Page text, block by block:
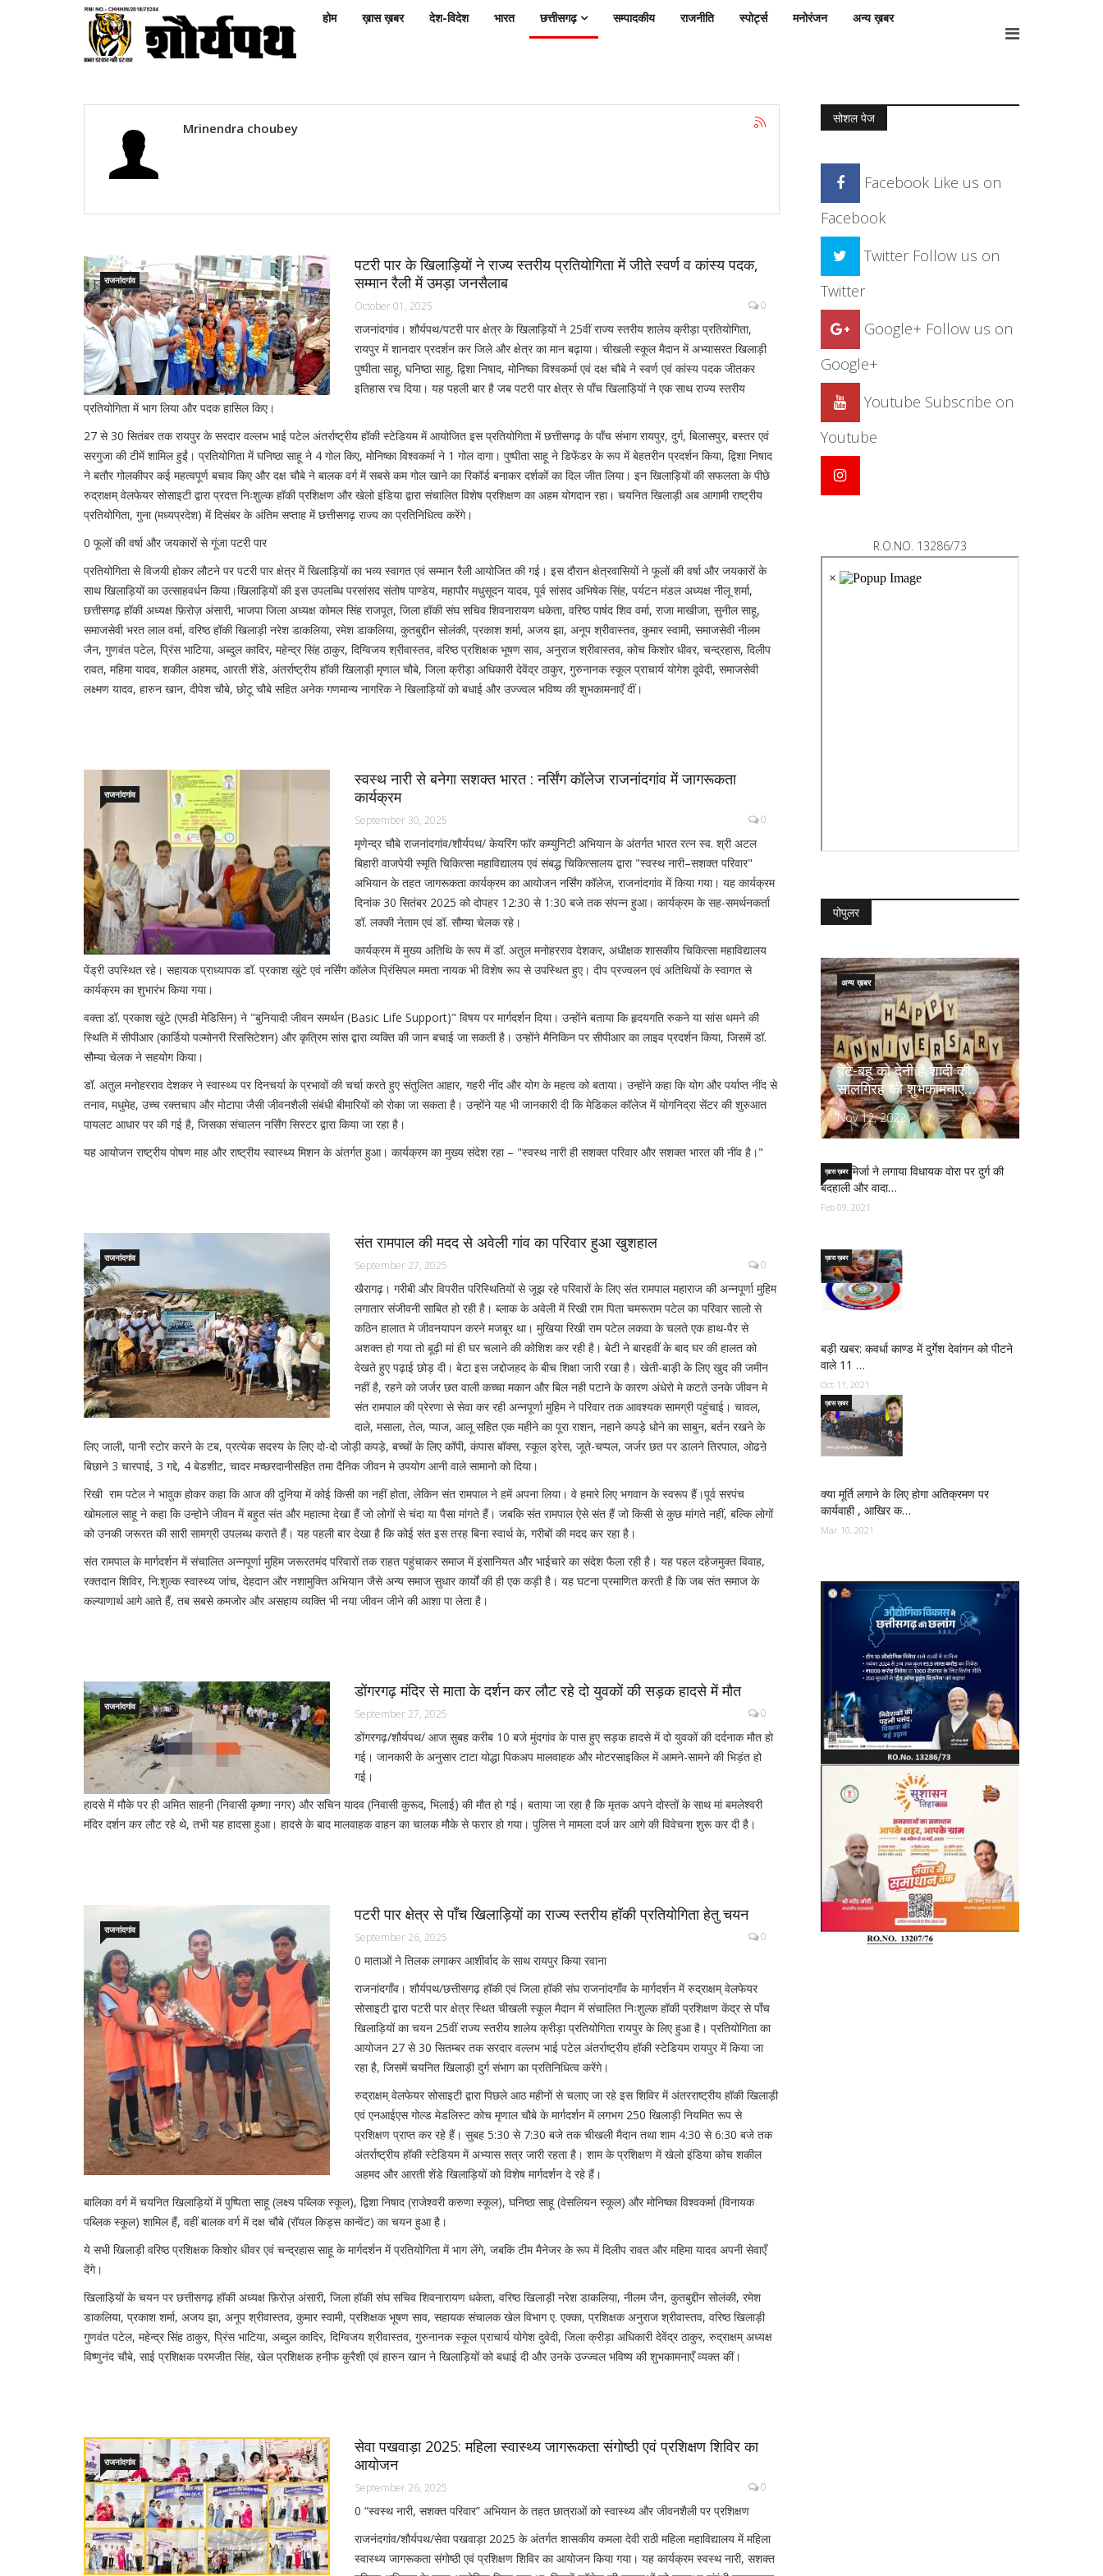
होम ख़ास ख़बर देश-विदेश भारत छत्तीसगढ़ सम्पादकीय राजनीति स्पोर्ट्स मनोरंजन अन्य ख़बर
Mrinendra choubey
राजनांदगांव
पटरी पार के खिलाड़ियों ने राज्य स्तरीय प्रतियोगिता में जीते स्वर्ण व कांस्य पदक,
सम्मान रैली में उमड़ा जनसैलाब
October 01, 2025 0
राजनांदगांव। शौर्यपथ/पटरी पार क्षेत्र के खिलाड़ियों ने 25वीं राज्य स्तरीय शालेय क्रीड़ा प्रतियोगिता,
रायपुर में शानदार प्रदर्शन कर जिले और क्षेत्र का मान बढ़ाया। चीखली स्कूल मैदान में अभ्यासरत खिलाड़ी
पुष्पीता साहू, घनिष्ठा साहू, द्विशा निषाद, मोनिष्का विश्वकर्मा एवं दक्ष चौबे ने स्वर्ण एवं कांस्य पदक जीतकर
इतिहास रच दिया। यह पहली बार है जब पटरी पार क्षेत्र से पाँच खिलाड़ियों ने एक साथ राज्य स्तरीय
प्रतियोगिता में भाग लिया और पदक हासिल किए।
27 से 30 सितंबर तक रायपुर के सरदार वल्लभ भाई पटेल अंतर्राष्ट्रीय हॉकी स्टेडियम में आयोजित इस प्रतियोगिता में छत्तीसगढ़ के पाँच संभाग रायपुर, दुर्ग, बिलासपुर, बस्तर एवं
सरगुजा की टीमें शामिल हुईं। प्रतियोगिता में घनिष्ठा साहू ने 4 गोल किए, मोनिष्का विश्वकर्मा ने 1 गोल दागा। पुष्पीता साहू ने डिफेंडर के रूप में बेहतरीन प्रदर्शन किया, द्विशा निषाद
ने बतौर गोलकीपर कई महत्वपूर्ण बचाव किए और दक्ष चौबे ने बालक वर्ग में सबसे कम गोल खाने का रिकॉर्ड बनाकर दर्शकों का दिल जीत लिया। इन खिलाड़ियों की सफलता के पीछे
रुद्राक्षम् वेलफेयर सोसाइटी द्वारा प्रदत्त निःशुल्क हॉकी प्रशिक्षण और खेलो इंडिया द्वारा संचालित विशेष प्रशिक्षण का अहम योगदान रहा। चयनित खिलाड़ी अब आगामी राष्ट्रीय
प्रतियोगिता, गुना (मध्यप्रदेश) में दिसंबर के अंतिम सप्ताह में छत्तीसगढ़ राज्य का प्रतिनिधित्व करेंगे।
0 फूलों की वर्षा और जयकारों से गूंजा पटरी पार
प्रतियोगिता से विजयी होकर लौटने पर पटरी पार क्षेत्र में खिलाड़ियों का भव्य स्वागत एवं सम्मान रैली आयोजित की गई। इस दौरान क्षेत्रवासियों ने फूलों की वर्षा और जयकारों के
साथ खिलाड़ियों का उत्साहवर्धन किया।खिलाड़ियों की इस उपलब्धि परसांसद संतोष पाण्डेय, महापौर मधुसूदन यादव, पूर्व सांसद अभिषेक सिंह, पर्यटन मंडल अध्यक्ष नीलू शर्मा,
छत्तीसगढ़ हॉकी अध्यक्ष फ़िरोज़ अंसारी, भाजपा जिला अध्यक्ष कोमल सिंह राजपूत, जिला हॉकी संघ सचिव शिवनारायण धकेता, वरिष्ठ पार्षद शिव वर्मा, राजा माखीजा, सुनील साहू,
समाजसेवी भरत लाल वर्मा, वरिष्ठ हॉकी खिलाड़ी नरेश डाकलिया, रमेश डाकलिया, कुतबुद्दीन सोलंकी, प्रकाश शर्मा, अजय झा, अनूप श्रीवास्तव, कुमार स्वामी, समाजसेवी नीलम
जैन, गुणवंत पटेल, प्रिंस भाटिया, अब्दुल कादिर, महेन्द्र सिंह ठाकुर, दिग्विजय श्रीवास्तव, वरिष्ठ प्रशिक्षक भूषण साव, अनुराज श्रीवास्तव, कोच किशोर धीवर, चन्द्रहास, दिलीप
रावत, महिमा यादव, शकील अहमद, आरती शेंडे, अंतर्राष्ट्रीय हॉकी खिलाड़ी मृणाल चौबे, जिला क्रीड़ा अधिकारी देवेंद्र ठाकुर, गुरुनानक स्कूल प्राचार्य योगेश दूवेदी, समाजसेवी
लक्ष्मण यादव, हारुन खान, दीपेश चौबे, छोटू चौबे सहित अनेक गणमान्य नागरिक ने खिलाड़ियों को बधाई और उज्ज्वल भविष्य की शुभकामनाएँ दीं।
राजनांदगांव
स्वस्थ नारी से बनेगा सशक्त भारत : नर्सिंग कॉलेज राजनांदगांव में जागरूकता
कार्यक्रम
September 30, 2025 0
मृणेन्द्र चौबे राजनांदगांव/शौर्यपथ/ केयरिंग फॉर कम्युनिटी अभियान के अंतर्गत भारत रत्न स्व. श्री अटल
बिहारी वाजपेयी स्मृति चिकित्सा महाविद्यालय एवं संबद्ध चिकित्सालय द्वारा "स्वस्थ नारी–सशक्त परिवार"
अभियान के तहत जागरूकता कार्यक्रम का आयोजन नर्सिंग कॉलेज, राजनांदगांव में किया गया। यह कार्यक्रम
दिनांक 30 सितंबर 2025 को दोपहर 12:30 से 1:30 बजे तक संपन्न हुआ। कार्यक्रम के सह-समर्थनकर्ता
डॉ. लक्की नेताम एवं डॉ. सौम्या चेलक रहे।
कार्यक्रम में मुख्य अतिथि के रूप में डॉ. अतुल मनोहरराव देशकर, अधीक्षक शासकीय चिकित्सा महाविद्यालय
पेंड्री उपस्थित रहे। सहायक प्राध्यापक डॉ. प्रकाश खुंटे एवं नर्सिंग कॉलेज प्रिंसिपल ममता नायक भी विशेष रूप से उपस्थित हुए। दीप प्रज्वलन एवं अतिथियों के स्वागत से
कार्यक्रम का शुभारंभ किया गया।
वक्ता डॉ. प्रकाश खुंटे (एमडी मेडिसिन) ने "बुनियादी जीवन समर्थन (Basic Life Support)" विषय पर मार्गदर्शन दिया। उन्होंने बताया कि हृदयगति रुकने या सांस थमने की
स्थिति में सीपीआर (कार्डियो पल्मोनरी रिससिटेशन) और कृत्रिम सांस द्वारा व्यक्ति की जान बचाई जा सकती है। उन्होंने मैनिकिन पर सीपीआर का लाइव प्रदर्शन किया, जिसमें डॉ.
सौम्या चेलक ने सहयोग किया।
डॉ. अतुल मनोहरराव देशकर ने स्वास्थ्य पर दिनचर्या के प्रभावों की चर्चा करते हुए संतुलित आहार, गहरी नींद और योग के महत्व को बताया। उन्होंने कहा कि योग और पर्याप्त नींद से
तनाव, मधुमेह, उच्च रक्तचाप और मोटापा जैसी जीवनशैली संबंधी बीमारियों को रोका जा सकता है। उन्होंने यह भी जानकारी दी कि मेडिकल कॉलेज में योगनिद्रा सेंटर की शुरुआत
पायलट आधार पर की गई है, जिसका संचालन नर्सिंग सिस्टर द्वारा किया जा रहा है।
यह आयोजन राष्ट्रीय पोषण माह और राष्ट्रीय स्वास्थ्य मिशन के अंतर्गत हुआ। कार्यक्रम का मुख्य संदेश रहा – "स्वस्थ नारी ही सशक्त परिवार और सशक्त भारत की नींव है।"
राजनांदगांव
संत रामपाल की मदद से अवेली गांव का परिवार हुआ खुशहाल
September 27, 2025 0
खैरागढ़। गरीबी और विपरीत परिस्थितियों से जूझ रहे परिवारों के लिए संत रामपाल महाराज की अन्नपूर्णा मुहिम
लगातार संजीवनी साबित हो रही है। ब्लाक के अवेली में रिखी राम पिता चमरूराम पटेल का परिवार सालो से
कठिन हालात मे जीवनयापन करने मजबूर था। मुखिया रिखी राम पटेल लकवा के चलते एक हाथ-पैर से
अशक्त हो गया तो बूढ़ी मां ही घर चलाने की कोशिश कर रही है। बेटी ने बारहवीं के बाद घर की हालत को
देखते हुए पढ़ाई छोड़ दी। बेटा इस जद्दोजहद के बीच शिक्षा जारी रखा है। खेती-बाड़ी के लिए खुद की जमीन
नहीं है, रहने को जर्जर छत वाली कच्चा मकान और बिल नही पटाने के कारण अंधेरो मे कटते उनके जीवन मे
संत रामपाल की प्रेरणा से सेवा कर रही अन्नपूर्णा मुहिम ने परिवार तक आवश्यक सामग्री पहुंचाई। चावल,
दाले, मसाला, तेल, प्याज, आलू सहित एक महीने का पूरा राशन, नहाने कपड़े धोने का साबुन, बर्तन रखने के
लिए जाली, पानी स्टोर करने के टब, प्रत्येक सदस्य के लिए दो-दो जोड़ी कपड़े, बच्चों के लिए कॉपी, कंपास बॉक्स, स्कूल ड्रेस, जूते-चप्पल, जर्जर छत पर डालने तिरपाल, ओढऩे
बिछाने 3 चारपाई, 3 गद्दे, 4 बेडशीट, चादर मच्छरदानीसहित तमा दैनिक जीवन मे उपयोग आनी वाले सामानो को दिया।
रिखी राम पटेल ने भावुक होकर कहा कि आज की दुनिया में कोई किसी का नहीं होता, लेकिन संत रामपाल ने हमें अपना लिया। वे हमारे लिए भगवान के स्वरूप हैं।पूर्व सरपंच
खोमलाल साहू ने कहा कि उन्होने जीवन में बहुत संत और महात्मा देखा हैं जो लोगों से चंदा या पैसा मांगते हैं। जबकि संत रामपाल ऐसे संत हैं जो किसी से कुछ मांगते नहीं, बल्कि लोगों
को उनकी जरूरत की सारी सामग्री उपलब्ध कराते हैं। यह पहली बार देखा है कि कोई संत इस तरह बिना स्वार्थ के, गरीबों की मदद कर रहा है।
संत रामपाल के मार्गदर्शन में संचालित अन्नपूर्णा मुहिम जरूरतमंद परिवारों तक राहत पहुंचाकर समाज में इंसानियत और भाईचारे का संदेश फैला रही है। यह पहल दहेजमुक्त विवाह,
रक्तदान शिविर, नि:शुल्क स्वास्थ्य जांच, देहदान और नशामुक्ति अभियान जैसे अन्य समाज सुधार कार्यों की ही एक कड़ी है। यह घटना प्रमाणित करती है कि जब संत समाज के
कल्याणार्थ आगे आते हैं, तब सबसे कमजोर और असहाय व्यक्ति भी नया जीवन जीने की आशा पा लेता है।
राजनांदगांव
डोंगरगढ़ मंदिर से माता के दर्शन कर लौट रहे दो युवकों की सड़क हादसे में मौत
September 27, 2025 0
डोंगरगढ़/शौर्यपथ/ आज सुबह करीब 10 बजे मुंदगांव के पास हुए सड़क हादसे में दो युवकों की दर्दनाक मौत हो
गई। जानकारी के अनुसार टाटा योद्धा पिकअप मालवाहक और मोटरसाइकिल में आमने-सामने की भिड़ंत हो
गई।
हादसे में मौके पर ही अमित साहनी (निवासी कृष्णा नगर) और सचिन यादव (निवासी कुरूद, भिलाई) की मौत हो गई। बताया जा रहा है कि मृतक अपने दोस्तों के साथ मां बमलेश्वरी
मंदिर दर्शन कर लौट रहे थे, तभी यह हादसा हुआ। हादसे के बाद मालवाहक वाहन का चालक मौके से फरार हो गया। पुलिस ने मामला दर्ज कर आगे की विवेचना शुरू कर दी है।
राजनांदगांव
पटरी पार क्षेत्र से पाँच खिलाड़ियों का राज्य स्तरीय हॉकी प्रतियोगिता हेतु चयन
September 26, 2025 0
0 माताओं ने तिलक लगाकर आशीर्वाद के साथ रायपुर किया रवाना
राजनांदगाँव। शौर्यपथ/छत्तीसगढ़ हॉकी एवं जिला हॉकी संघ राजनांदगाँव के मार्गदर्शन में रुद्राक्षम् वेलफेयर
सोसाइटी द्वारा पटरी पार क्षेत्र स्थित चीखली स्कूल मैदान में संचालित निःशुल्क हॉकी प्रशिक्षण केंद्र से पाँच
खिलाड़ियों का चयन 25वीं राज्य स्तरीय शालेय क्रीड़ा प्रतियोगिता रायपुर के लिए हुआ है। प्रतियोगिता का
आयोजन 27 से 30 सितम्बर तक सरदार वल्लभ भाई पटेल अंतर्राष्ट्रीय हॉकी स्टेडियम रायपुर में किया जा
रहा है, जिसमें चयनित खिलाड़ी दुर्ग संभाग का प्रतिनिधित्व करेंगे।
रुद्राक्षम् वेलफेयर सोसाइटी द्वारा पिछले आठ महीनों से चलाए जा रहे इस शिविर में अंतरराष्ट्रीय हॉकी खिलाड़ी
एवं एनआईएस गोल्ड मेडलिस्ट कोच मृणाल चौबे के मार्गदर्शन में लगभग 250 खिलाड़ी नियमित रूप से
प्रशिक्षण प्राप्त कर रहे हैं। सुबह 5:30 से 7:30 बजे तक चीखली मैदान तथा शाम 4:30 से 6:30 बजे तक
अंतर्राष्ट्रीय हॉकी स्टेडियम में अभ्यास सत्र जारी रहता है। शाम के प्रशिक्षण में खेलो इंडिया कोच शकील
अहमद और आरती शेंडे खिलाड़ियों को विशेष मार्गदर्शन दे रहे हैं।
बालिका वर्ग में चयनित खिलाड़ियों में पुष्पिता साहू (लक्ष्य पब्लिक स्कूल), द्विशा निषाद (राजेश्वरी करुणा स्कूल), घनिष्ठा साहू (वेसलियन स्कूल) और मोनिष्का विश्वकर्मा (विनायक
पब्लिक स्कूल) शामिल हैं, वहीं बालक वर्ग में दक्ष चौबे (रॉयल किड्स कान्वेंट) का चयन हुआ है।
ये सभी खिलाड़ी वरिष्ठ प्रशिक्षक किशोर धीवर एवं चन्द्रहास साहू के मार्गदर्शन में प्रतियोगिता में भाग लेंगे, जबकि टीम मैनेजर के रूप में दिलीप रावत और महिमा यादव अपनी सेवाएँ
देंगे।
खिलाड़ियों के चयन पर छत्तीसगढ़ हॉकी अध्यक्ष फ़िरोज़ अंसारी, जिला हॉकी संघ सचिव शिवनारायण धकेता, वरिष्ठ खिलाड़ी नरेश डाकलिया, नीलम जैन, कुतबुद्दीन सोलंकी, रमेश
डाकलिया, प्रकाश शर्मा, अजय झा, अनूप श्रीवास्तव, कुमार स्वामी, प्रशिक्षक भूषण साव, सहायक संचालक खेल विभाग ए. एक्का, प्रशिक्षक अनुराज श्रीवास्तव, वरिष्ठ खिलाड़ी
गुणवंत पटेल, महेन्द्र सिंह ठाकुर, प्रिंस भाटिया, अब्दुल कादिर, दिग्विजय श्रीवास्तव, गुरुनानक स्कूल प्राचार्य योगेश दुवेदी, जिला क्रीड़ा अधिकारी देवेंद्र ठाकुर, रुद्राक्षम् अध्यक्ष
विष्णुनंद चौबे, साई प्रशिक्षक परमजीत सिंह, खेल प्रशिक्षक हनीफ कुरैशी एवं हारुन खान ने खिलाड़ियों को बधाई दी और उनके उज्ज्वल भविष्य की शुभकामनाएँ व्यक्त कीं।
राजनांदगांव
सेवा पखवाड़ा 2025: महिला स्वास्थ्य जागरूकता संगोष्ठी एवं प्रशिक्षण शिविर का
आयोजन
September 26, 2025 0
0 “स्वस्थ नारी, सशक्त परिवार” अभियान के तहत छात्राओं को स्वास्थ्य और जीवनशैली पर प्रशिक्षण
राजनंदगांव/शौर्यपथ/सेवा पखवाड़ा 2025 के अंतर्गत शासकीय कमला देवी राठी महिला महाविद्यालय में महिला
स्वास्थ्य जागरूकता संगोष्ठी एवं प्रशिक्षण शिविर का आयोजन किया गया। यह कार्यक्रम स्वस्थ नारी, सशक्त
सोशल पेज
Facebook Like us on
Facebook
Twitter Follow us on
Twitter
Google+ Follow us on
Google+
Youtube Subscribe on
Youtube
R.O.NO. 13286/73
पोपुलर
बेटे-बहू को देनी है शादी की
सालगिरह की शुभकामनाएं…
Nov 12, 2022
अन्य ख़बर
साजिद मिर्जा ने लगाया विधायक वोरा पर दुर्ग की
बदहाली और वादा…
ख़ास ख़बर
Feb 09, 2021
बड़ी खबर: कवर्धा काण्ड में दुर्गेश देवांगन को पीटने
वाले 11 …
ख़ास ख़बर
Oct 11, 2021
क्या मूर्ति लगाने के लिए होगा अतिक्रमण पर
कार्यवाही , आखिर क…
ख़ास ख़बर
Mar 10, 2021